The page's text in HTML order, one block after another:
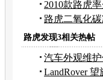
价
2010款路虎
提车
路虎二氧化
启动
路虎发现3相关热帖
汽车外观维
LandRover